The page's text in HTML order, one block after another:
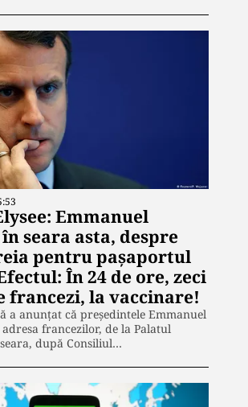
Emmanuel
seara asta, despre
pentru pașaportul
În 24 de ore, zeci
francezi, la vaccinare!
a anunțat că președintele Emmanuel
francezilor, de la Palatul
după Consiliul…